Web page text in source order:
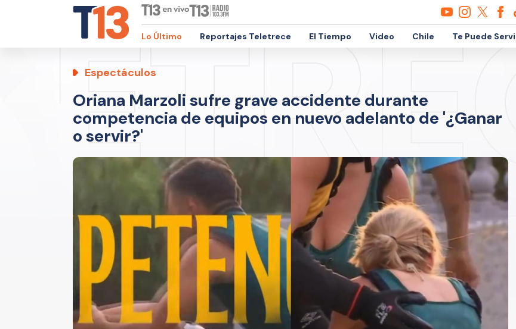
Lo Último Reportajes Teletrece El Tiempo Video Chile Te Puede
Espectáculos
Oriana Marzoli sufre grave accidente durante
competencia de equipos en nuevo adelanto de '¿Ganar
o servir?'